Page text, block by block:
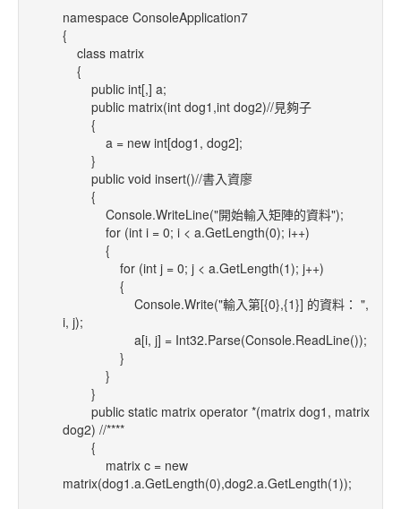
namespace ConsoleApplication7
{
class matrix
{
public int[,] a;
public matrix(int dog1,int dog2)//見夠子
{
a = new int[dog1, dog2];
}
public void insert()//書入資廖
{
Console.WriteLine("開始輸入矩陣的資料");
for (int i = 0; i < a.GetLength(0); i++)
{
for (int j = 0; j < a.GetLength(1); j++)
{
Console.Write("輸入第[{0},{1}] 的資料： ",
i, j);
a[i, j] = Int32.Parse(Console.ReadLine());
}
}
}
public static matrix operator *(matrix dog1, matrix
dog2) //****
{
matrix c = new
matrix(dog1.a.GetLength(0),dog2.a.GetLength(1));